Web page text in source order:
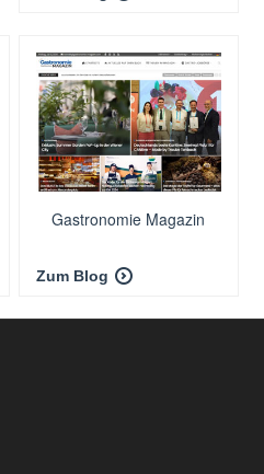
Gastronomie Magazin
Zum Blog